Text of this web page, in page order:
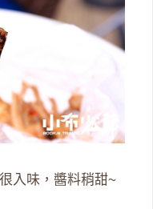
入味，醬料稍甜~